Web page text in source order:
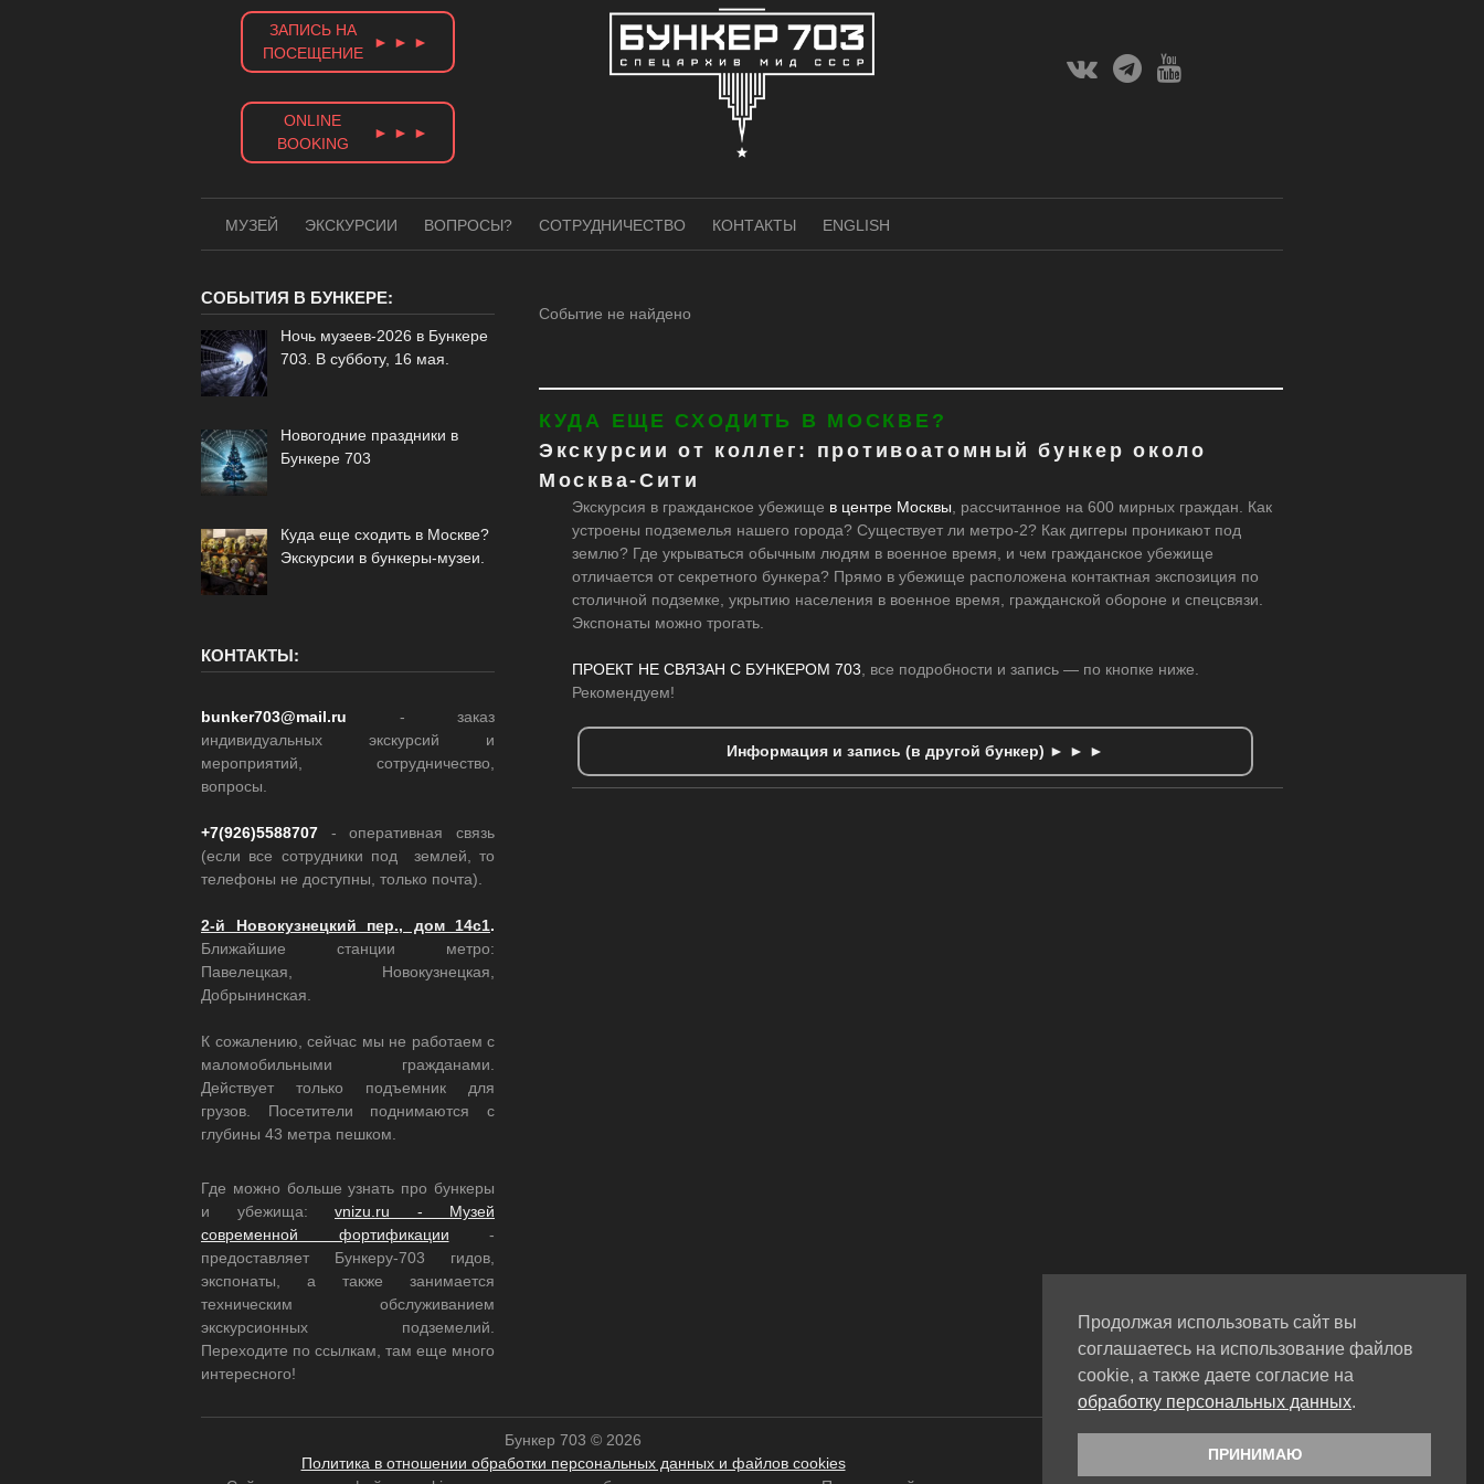
ВконтактеТелеграм
Ютуб
Канал
ЗАПИСЬ НА
ПОСЕЩЕНИЕ
► ► ►
ONLINE
BOOKING
► ► ►
МУЗЕЙ ЭКСКУРСИИ ВОПРОСЫ? СОТРУДНИЧЕСТВО КОНТАКТЫ ENGLISH
Событие не найдено
КУДА ЕЩЕ СХОДИТЬ В МОСКВЕ?
Экскурсии от коллег: противоатомный бункер около
Москва-Сити
Экскурсия в гражданское убежище в центре Москвы, рассчитанное на 600 мирных граждан. Как
устроены подземелья нашего города? Существует ли метро-2? Как диггеры проникают под
землю? Где укрываться обычным людям в военное время, и чем гражданское убежище
отличается от секретного бункера? Прямо в убежище расположена контактная экспозиция по
столичной подземке, укрытию населения в военное время, гражданской обороне и спецсвязи.
Экспонаты можно трогать.
ПРОЕКТ НЕ СВЯЗАН С БУНКЕРОМ 703, все подробности и запись — по кнопке ниже.
Рекомендуем!
Информация и запись (в другой бункер) ► ► ►
СОБЫТИЯ В БУНКЕРЕ:
Ночь музеев-2026 в Бункере
703. В субботу, 16 мая.
Новогодние праздники в
Бункере 703
Куда еще сходить в Москве?
Экскурсии в бункеры-музеи.
КОНТАКТЫ:
bunker703@mail.ru - заказ
индивидуальных экскурсий и
мероприятий, сотрудничество,
вопросы.
+7(926)5588707 - оперативная связь
(если все сотрудники под землей, то
телефоны не доступны, только почта).
2-й Новокузнецкий пер., дом 14с1.
Ближайшие станции метро:
Павелецкая, Новокузнецкая,
Добрынинская.
К сожалению, сейчас мы не работаем с
маломобильными гражданами.
Действует только подъемник для
грузов. Посетители поднимаются с
глубины 43 метра пешком.
Где можно больше узнать про бункеры
и убежища: vnizu.ru - Музей
современной фортификации -
предоставляет Бункеру-703 гидов,
экспонаты, а также занимается
техническим обслуживанием
экскурсионных подземелий.
Переходите по ссылкам, там еще много
интересного!
Бункер 703 © 2026
Политика в отношении обработки персональных данных и файлов cookies
Продолжая использовать сайт вы
соглашаетесь на использование файлов
cookie, а также даете согласие на
обработку персональных данных.
ПРИНИМАЮ